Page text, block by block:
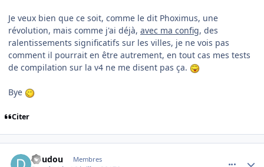
Je veux bien que ce soit, comme le dit Phoximus, une
révolution, mais comme j'ai déjà, avec ma config, des
ralentissements significatifs sur les villes, je ne vois pas
comment il pourrait en être autrement, en tout cas mes tests
de compilation sur la v4 ne me disent pas ça.
Bye
Citer
doudou Membres